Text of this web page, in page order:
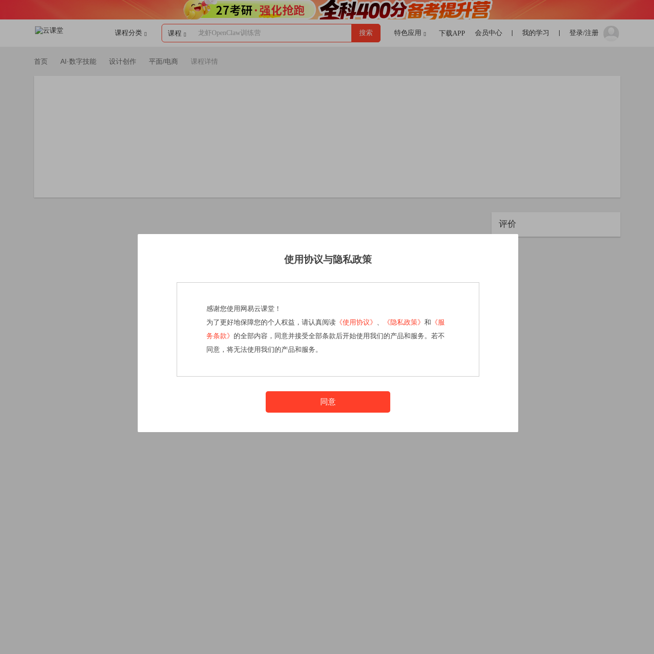
课程分类 课程 龙虾OpenClaw训练营 搜索 特色应用 下载APP 登录/注册
我的学习
会员中心
首页 AI·数字技能 设计创作 平面/电商 课程详情
评价
使用协议与隐私政策
感谢您使用网易云课堂！
为了更好地保障您的个人权益，请认真阅读 《使用协议》 《隐私政策》 和 《服
务条款》 的全部内容，同意并接受全部条款后开始使用我们的产品和服务。若不
同意，将无法使用我们的产品和服务。
同意